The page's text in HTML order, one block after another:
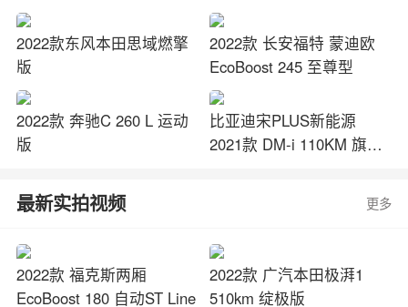
2022款东风本田思域燃擎
版
2022款 长安福特 蒙迪欧
EcoBoost 245 至尊型
2022款 奔驰C 260 L 运动
版
比亚迪宋PLUS新能源
2021款 DM-i 110KM 旗舰
最新实拍视频 更多
2022款 福克斯两厢
EcoBoost 180 自动ST Line
2022款 广汽本田极湃1
510km 绽极版